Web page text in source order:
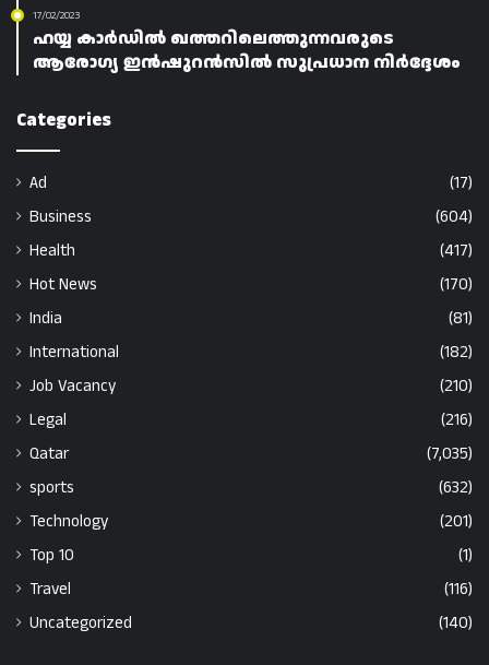
17/02/2023
ഹയ്യ കാർഡിൽ ഖത്തറിലെത്തുന്നവരുടെ
ആരോഗ്യ ഇൻഷുറൻസിൽ സുപ്രധാന നിർദ്ദേശം
Categories
Ad
(17)
Business
(604)
Health
(417)
Hot News
(170)
India
(81)
International
(182)
Job Vacancy
(210)
Legal
(216)
Qatar
(7,035)
sports
(632)
Technology
(201)
Top 10
(1)
Travel
(116)
Uncategorized
(140)